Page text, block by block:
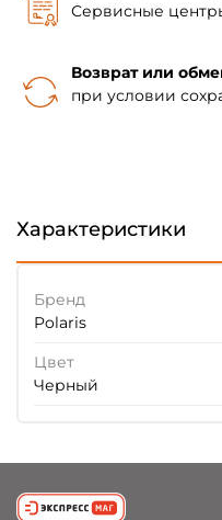
Сервисные
Возврат или
при условии
Характеристики
Бренд
Polaris
Цвет
Черный